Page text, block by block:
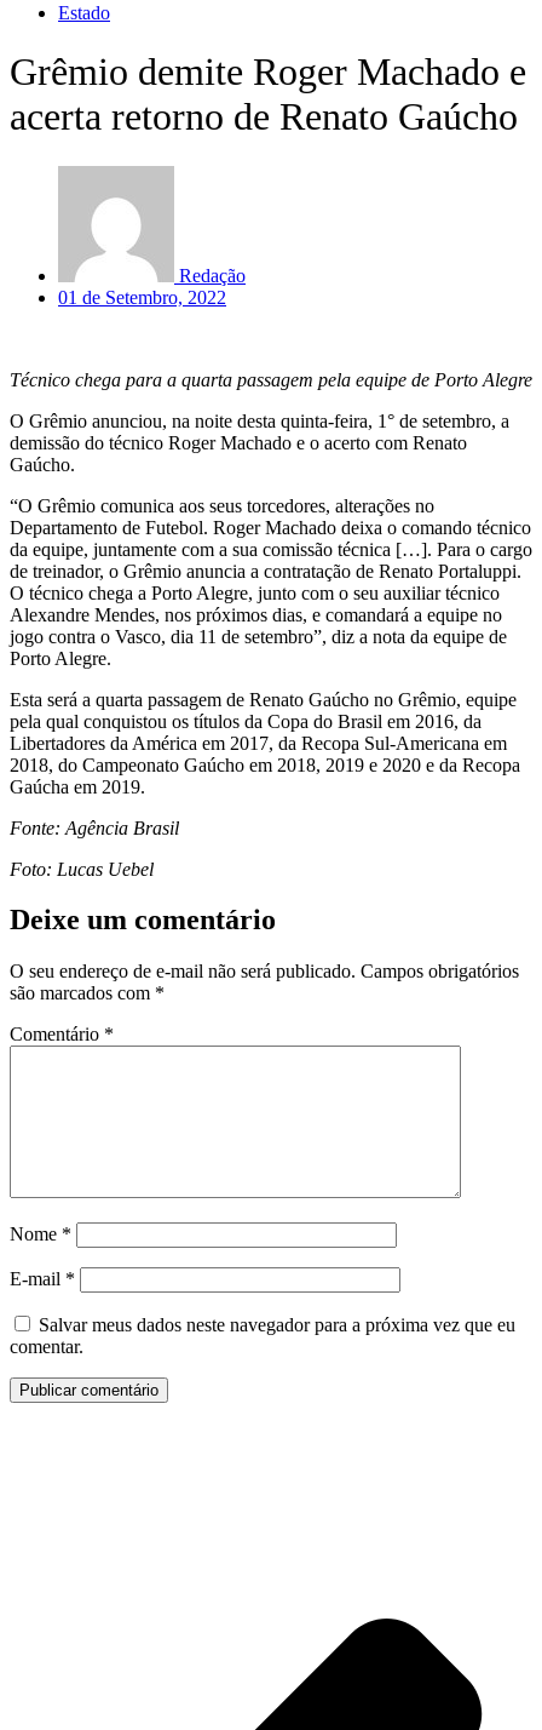
Estado
Grêmio demite Roger Machado e
acerta retorno de Renato Gaúcho
Redação
01 de Setembro, 2022
Técnico chega para a quarta passagem pela equipe de Porto Alegre
O Grêmio anunciou, na noite desta quinta-feira, 1° de setembro, a
demissão do técnico Roger Machado e o acerto com Renato
Gaúcho.
“O Grêmio comunica aos seus torcedores, alterações no
Departamento de Futebol. Roger Machado deixa o comando técnico
da equipe, juntamente com a sua comissão técnica […]. Para o cargo
de treinador, o Grêmio anuncia a contratação de Renato Portaluppi.
O técnico chega a Porto Alegre, junto com o seu auxiliar técnico
Alexandre Mendes, nos próximos dias, e comandará a equipe no
jogo contra o Vasco, dia 11 de setembro”, diz a nota da equipe de
Porto Alegre.
Esta será a quarta passagem de Renato Gaúcho no Grêmio, equipe
pela qual conquistou os títulos da Copa do Brasil em 2016, da
Libertadores da América em 2017, da Recopa Sul-Americana em
2018, do Campeonato Gaúcho em 2018, 2019 e 2020 e da Recopa
Gaúcha em 2019.
Fonte: Agência Brasil
Foto: Lucas Uebel
Deixe um comentário
O seu endereço de e-mail não será publicado. Campos obrigatórios
são marcados com *
Comentário *
Nome *
E-mail *
Salvar meus dados neste navegador para a próxima vez que eu
comentar.